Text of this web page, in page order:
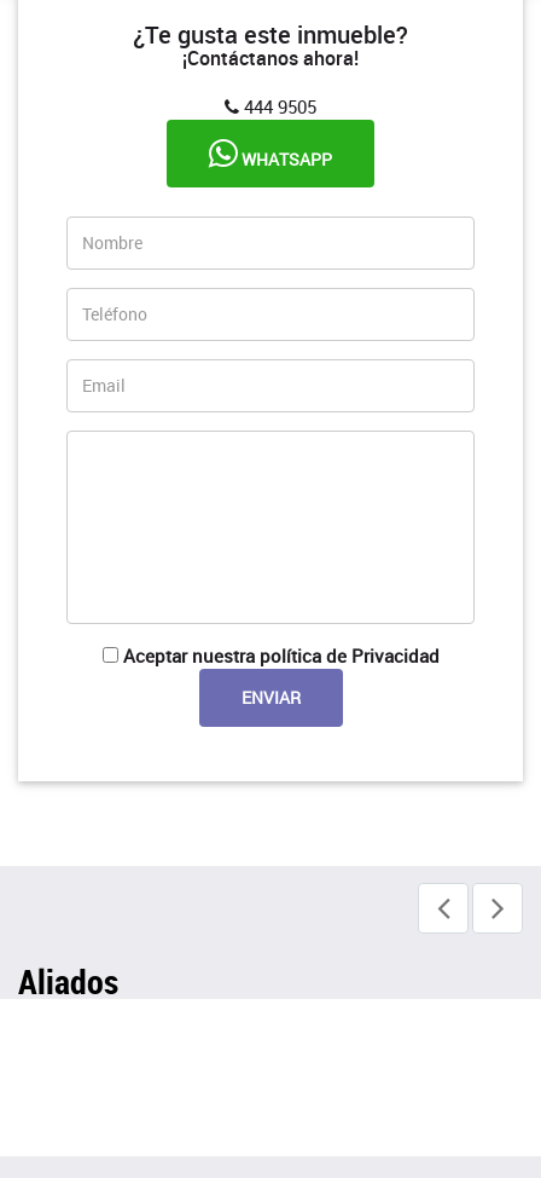
¿Te gusta este inmueble?
¡Contáctanos ahora!
444 9505
WHATSAPP
Aceptar nuestra política de Privacidad
Aliados